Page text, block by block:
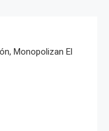
Monopolizan El